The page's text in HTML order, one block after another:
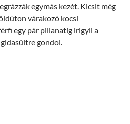
egymás kezét. Kicsit még
várakozó kocsi
egy pár pillanatig irigyli a
gondol.